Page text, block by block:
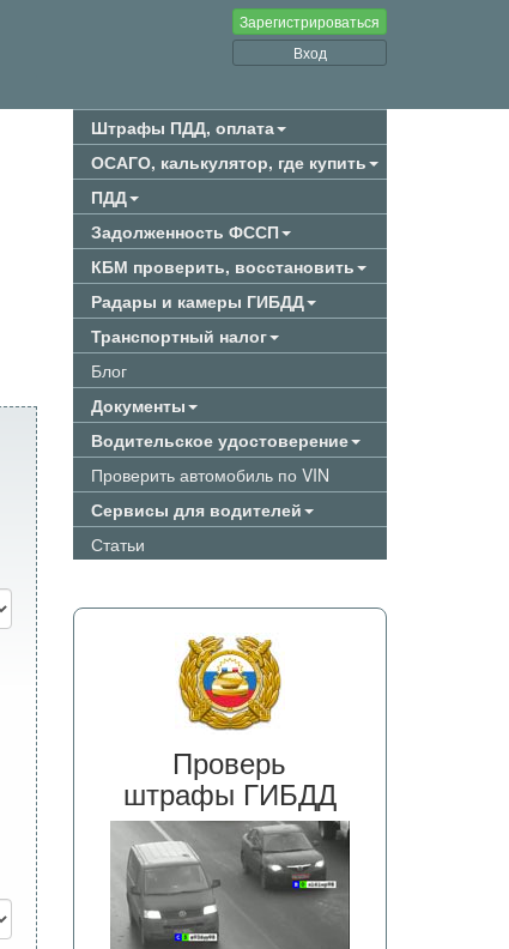
Зарегистрироваться
Вход
Штрафы ПДД, оплата
ОСАГО, калькулятор, где купить
ПДД
Задолженность ФССП
КБМ проверить, восстановить
Радары и камеры ГИБДД
Транспортный налог
Блог
Документы
Водительское удостоверение
Проверить автомобиль по VIN
Сервисы для водителей
Статьи
Проверь
штрафы ГИБДД